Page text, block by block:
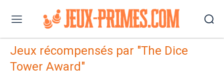
Jeux récompensés par "The Dice
Tower Award"